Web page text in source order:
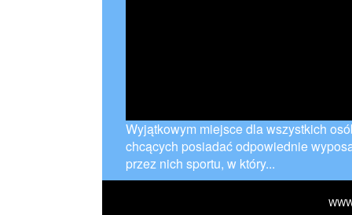
Wyjątkowym miejsce dla wszystkich
chcących posiadać odpowiednie
przez nich sportu, w który...